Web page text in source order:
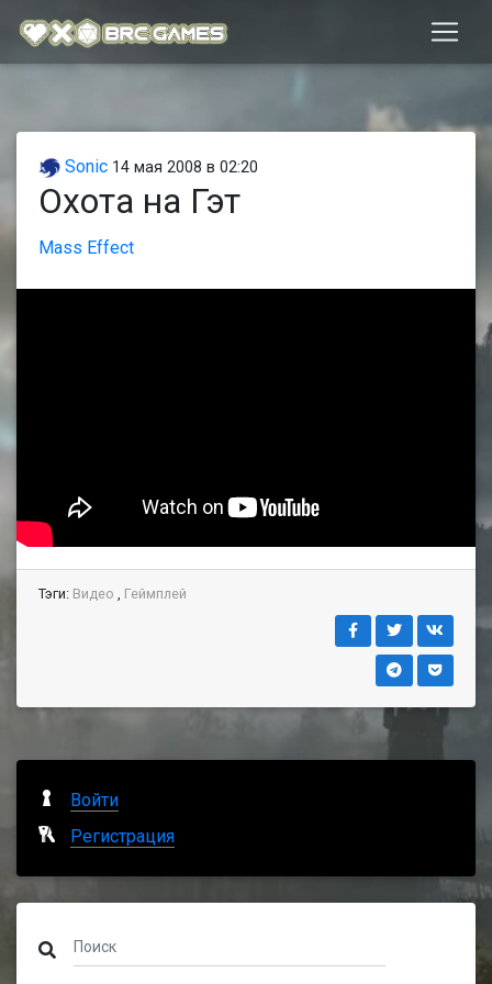
Sonic 14 мая 2008 в 02:20
Охота на Гэт
Mass Effect
Тэги: Видео , Геймплей
Войти
Регистрация